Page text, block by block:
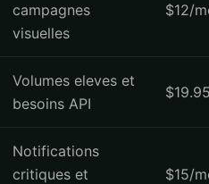
campagnes
visuelles
$12/
Volumes eleves et
besoins API
Notifications
critiques et
$15/